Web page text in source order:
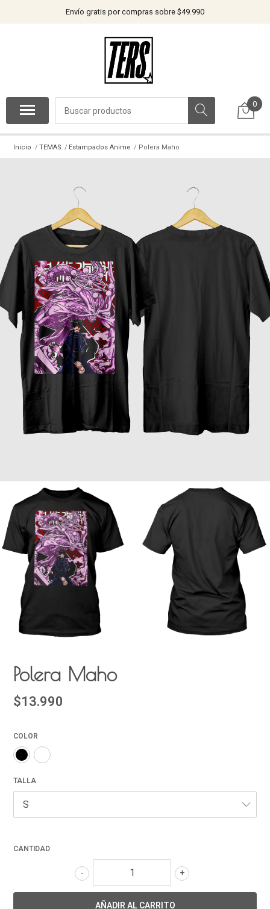
Envío gratis por compras sobre $49.990
0
Inicio TEMAS Estampados Anime Polera Maho
Polera Maho
$13.990
COLOR
TALLA
CANTIDAD
+
-